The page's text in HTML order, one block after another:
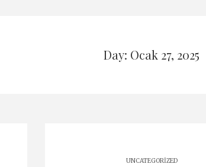
Day: Ocak 27, 2025
UNCATEGORIZED